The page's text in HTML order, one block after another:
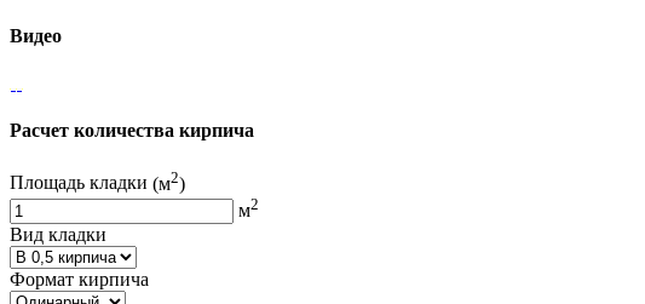
Видео
Расчет количества кирпича
Площадь кладки (м2)
м2
Вид кладки
Формат кирпича